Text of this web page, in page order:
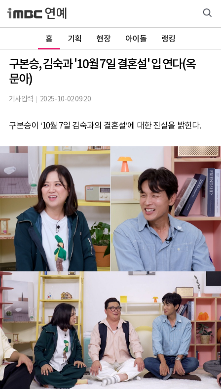
홈 기획 현장 아이돌 랭킹
구본승, 김숙과 '10월 7일 결혼설' 입 연다(옥
문아)
기사입력 2025-10-02 09:20
구본승이 ‘10월 7일 김숙과의 결혼설’에 대한 진실을 밝힌다.